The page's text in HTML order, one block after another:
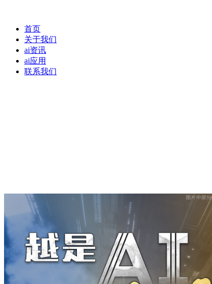
首页
关于我们
ai资讯
ai应用
联系我们